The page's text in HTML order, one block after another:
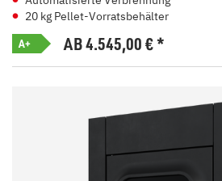
20 kg Pellet-Vorratsbehälter
A+ AB 4.545,00€*